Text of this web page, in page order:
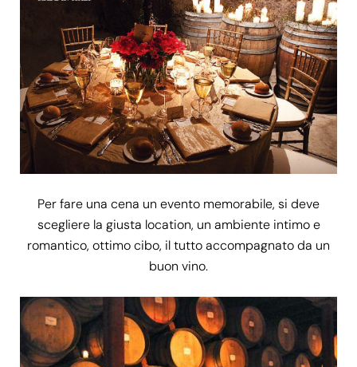
Per fare una cena un evento memorabile, si deve
scegliere la giusta location, un ambiente intimo e
romantico, ottimo cibo, il tutto accompagnato da un
buon vino.